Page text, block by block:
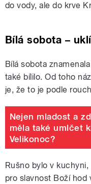
do vody, ale do krve
Bílá sobota –
Bílá sobota
také bílilo. Od toho
je, že to je podle
Nejen mladost a
měla také umlčet
Velikonoc?
Rušno bylo v kuchyni,
pro slavnost Boží hod